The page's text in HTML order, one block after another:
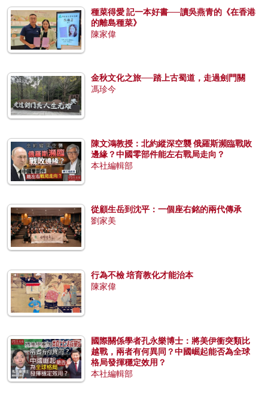
種菜得愛 記一本好書──讀吳燕青的《在香港
的離島種菜》
陳家偉
金秋文化之旅──踏上古蜀道，走過劍門關
馮珍今
陳文鴻教授：北約縱深空襲 俄羅斯瀕臨戰敗
邊緣？中國零部件能左右戰局走向？
本社編輯部
從顧生岳到沈平：一個座右銘的兩代傳承
劉家美
行為不檢 培育教化才能治本
陳家偉
國際關係學者孔永樂博士：將美伊衝突類比
越戰，兩者有何異同？中國崛起能否為全球
格局發揮穩定效用？
本社編輯部